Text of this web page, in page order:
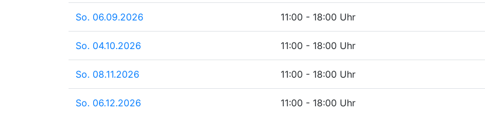
So. 06.09.2026 11:00 - 18:00 Uhr
So. 04.10.2026 11:00 - 18:00 Uhr
So. 08.11.2026 11:00 - 18:00 Uhr
So. 06.12.2026 11:00 - 18:00 Uhr